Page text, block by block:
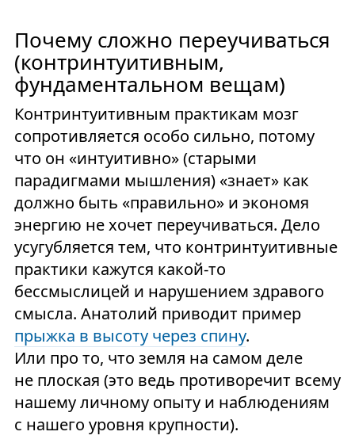
Почему сложно переучиваться
(контринтуитивным,
фундаментальном вещам)
Контринтуитивным практикам мозг
сопротивляется особо сильно, потому
что он «интуитивно» (старыми
парадигмами мышления) «знает» как
должно быть «правильно» и экономя
энергию не хочет переучиваться. Дело
усугубляется тем, что контринтуитивные
практики кажутся какой-то
бессмыслицей и нарушением здравого
смысла. Анатолий приводит пример
прыжка в высоту через спину.
Или про то, что земля на самом деле
не плоская (это ведь противоречит всему
нашему личному опыту и наблюдениям
с нашего уровня крупности).